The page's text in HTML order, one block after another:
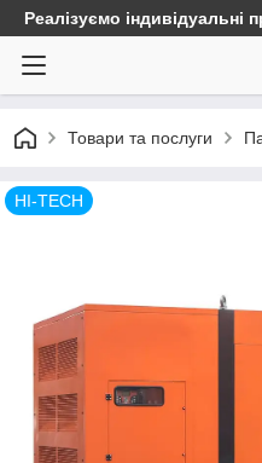
Реалізуємо індивідуальні
Товари та послуги
HI-TECH